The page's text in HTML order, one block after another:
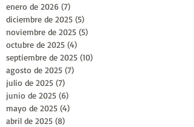
enero de 2026 (7)
diciembre de 2025 (5)
noviembre de 2025 (5)
octubre de 2025 (4)
septiembre de 2025 (10)
agosto de 2025 (7)
julio de 2025 (7)
junio de 2025 (6)
mayo de 2025 (4)
abril de 2025 (8)